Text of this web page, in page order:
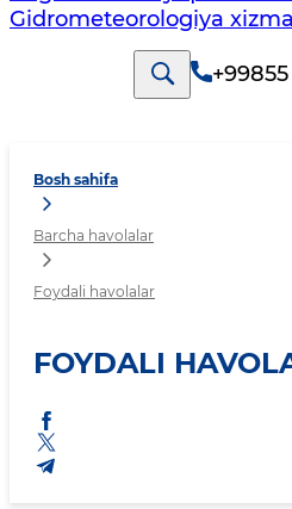
Gidrometeorologiya
Bosh sahifa
Barcha havolalar
Foydali havolalar
FOYDALI